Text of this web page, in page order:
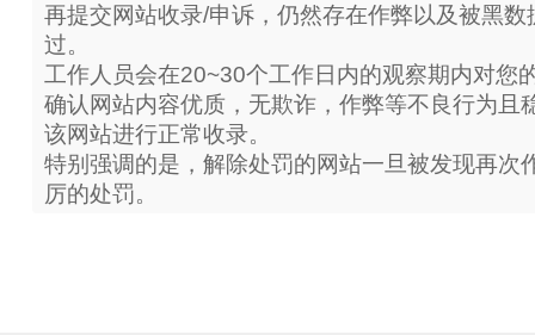
再提交网站收录/申诉，仍然存在作弊以及被黑
过。
工作人员会在20~30个工作日内的观察期内对您
确认网站内容优质，无欺诈，作弊等不良行为且
该网站进行正常收录。
特别强调的是，解除处罚的网站一旦被发现再次
厉的处罚。